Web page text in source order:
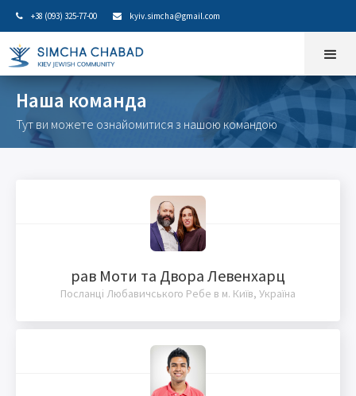
 +38 (093) 325-77-00  kyiv.simcha@gmail.com
Наша команда
Тут ви можете ознайомитися з нашою командою
рав Моти та Двора Левенхарц
Посланці Любавичського Ребе в м. Київ, Україна